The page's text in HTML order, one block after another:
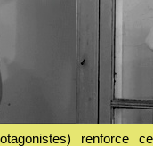
renforce